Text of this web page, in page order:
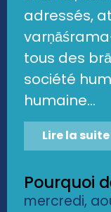
adressés,
tous des
société
humaine...
Lire la suite
Pourquoi
mercredi,